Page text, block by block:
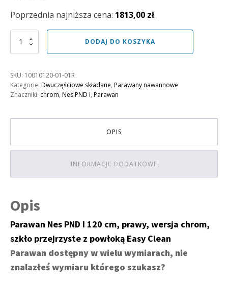
wynosiła:
2015,00 zł.
wynosi:
1813,00 zł.
Poprzednia najniższa cena: 1813,00 zł.
ilość
Parawan
I
120
prawy
DODAJ DO KOSZYKA
SKU: 10010120-01-01R
Kategorie: Dwuczęściowe składane, Parawany nawannowe
Znaczniki: chrom, Nes PND I, Parawan
OPIS
INFORMACJE DODATKOWE
Opis
Parawan Nes PND I 120 cm, prawy, wersja chrom,
szkło przejrzyste z powłoką Easy Clean
Parawan dostępny w wielu wymiarach, nie
znalazłeś wymiaru którego szukasz?